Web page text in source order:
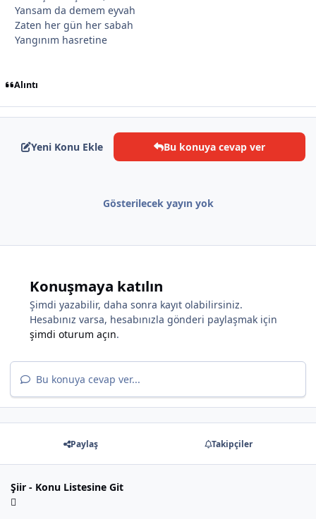
Yansam da demem eyvah
Zaten her gün her sabah
Yangınım hasretine
Alıntı
Yeni Konu Ekle Bu konuya cevap ver
Gösterilecek yayın yok
Konuşmaya katılın
Şimdi yazabilir, daha sonra kayıt olabilirsiniz.
Hesabınız varsa, hesabınızla gönderi paylaşmak için
şimdi oturum açın.
Bu konuya cevap ver...
Paylaş Takipçiler
Şiir - Konu Listesine Git
*